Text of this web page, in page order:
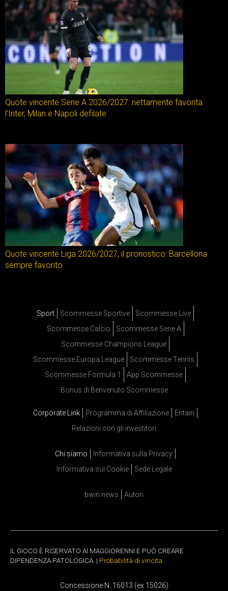
Quote vincente Serie A 2026/2027: nettamente favorita
l’Inter, Milan e Napoli defilate
Quote vincente Liga 2026/2027, il pronostico: Barcellona
sempre favorito
Sport Scommesse Sportive
Scommesse Live
Scommesse Calcio
Scommesse Serie A
Scommesse Champions League
Scommesse Europa League
Scommesse Tennis
Scommesse Formula 1
App Scommesse
Bonus di Benvenuto Scommesse
Corporate Link Programma di Affiliazione
Entain
Relazioni con gli investitori
Chi siamo
Informativa sulla Privacy
Informativa sui Cookie
Sede Legale
bwin news Autori
IL GIOCO È RISERVATO AI MAGGIORENNI E PUÒ CREARE
DIPENDENZA PATOLOGICA. | Probabilità di vincita
Concessione N. 16013 (ex 15026)